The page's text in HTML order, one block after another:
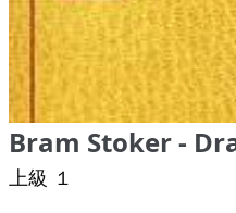
Bram Stoker -
上級 １